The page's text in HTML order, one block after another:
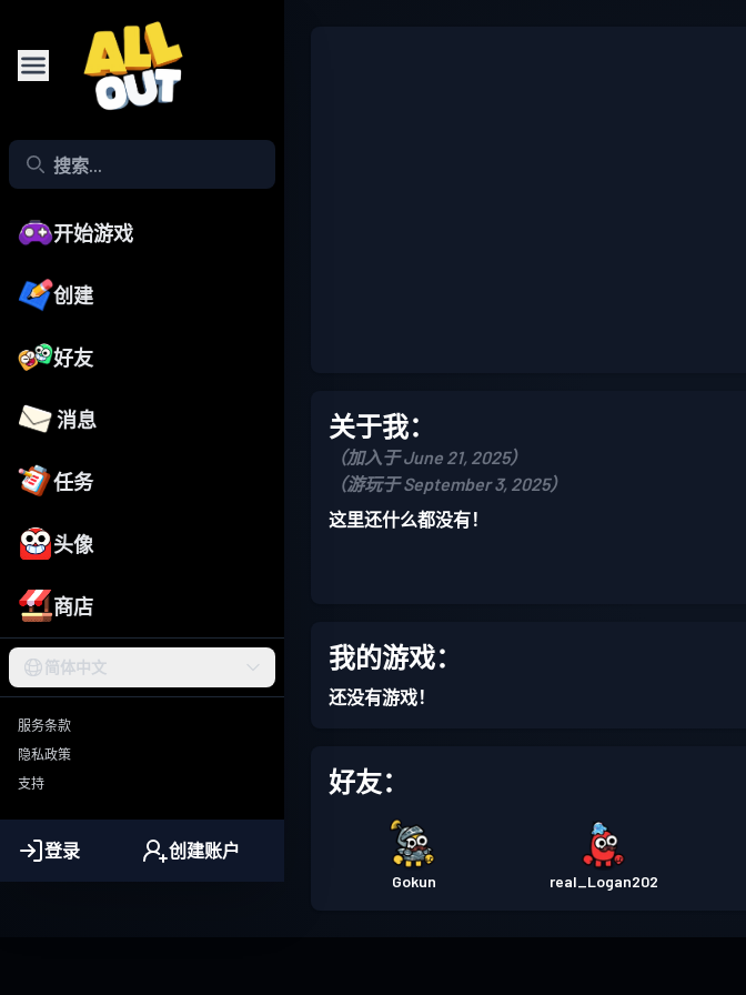
开始游戏
创建
好友
消息
任务
头像
商店
简体中文
服务条款
隐私政策
支持
登录 创建账户
关于我：
（加入于 June 21, 2025）
（游玩于 September 3, 2025）
这里还什么都没有！
我的游戏：
还没有游戏！
好友：
Gokun real_Logan202